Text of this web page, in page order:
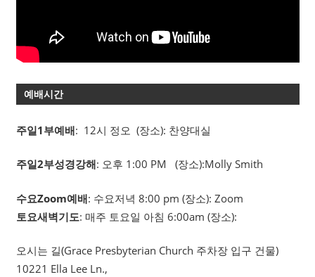
예배시간
주일1부예배: 12시 정오 (장소): 찬양대실
주일2부성경강해: 오후 1:00 PM (장소):Molly Smith
수요Zoom예배: 수요저녁 8:00 pm (장소): Zoom
토요새벽기도: 매주 토요일 아침 6:00am (장소):
오시는 길(Grace Presbyterian Church 주차장 입구 건물)
10221 Ella Lee Ln.,